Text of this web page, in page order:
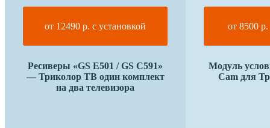
от 12490 р. с установкой
Ресиверы «GS E501 / GS C591»
— Триколор ТВ один комплект
на два телевизора
от 8500
Модуль
Cam для